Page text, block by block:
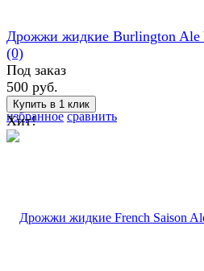
избранное сравнить
Дрожжи жидкие Burlington Ale
(0)
Под заказ
500 руб.
Хит!